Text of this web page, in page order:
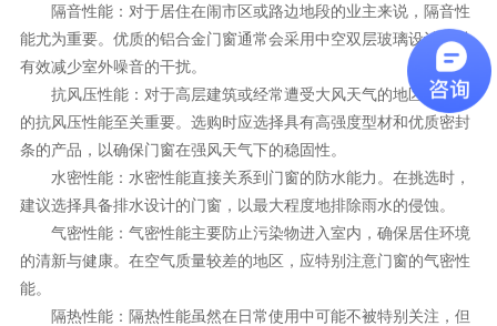
隔音性能：对于居住在闹市区或路边地段的业主来说，隔音性
能尤为重要。优质的铝合金门窗通常会采用中空双层玻璃设计，以
有效减少室外噪音的干扰。
抗风压性能：对于高层建筑或经常遭受大风天气的地区，门窗
的抗风压性能至关重要。选购时应选择具有高强度型材和优质密封
条的产品，以确保门窗在强风天气下的稳固性。
水密性能：水密性能直接关系到门窗的防水能力。在挑选时，
建议选择具备排水设计的门窗，以最大程度地排除雨水的侵蚀。
气密性能：气密性能主要防止污染物进入室内，确保居住环境
的清新与健康。在空气质量较差的地区，应特别注意门窗的气密性
能。
隔热性能：隔热性能虽然在日常使用中可能不被特别关注，但